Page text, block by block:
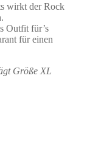
wirkt der Rock
Outfit für’s
für einen
Größe XL